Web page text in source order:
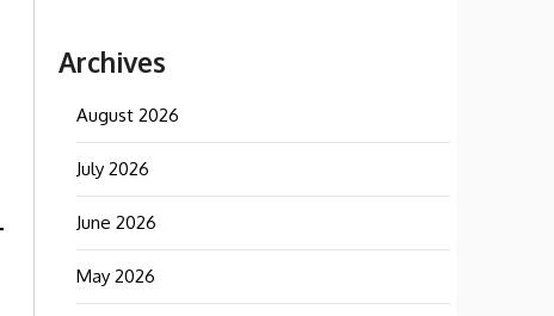
Archives
August 2026
July 2026
June 2026
May 2026